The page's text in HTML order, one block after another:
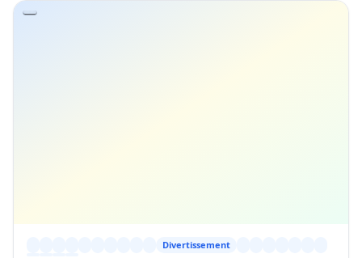
Divertissement